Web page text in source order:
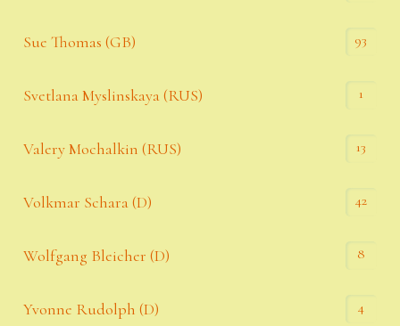
Sue Thomas (GB) 93
Svetlana Myslinskaya (RUS) 1
Valery Mochalkin (RUS) 13
Volkmar Schara (D) 42
Wolfgang Bleicher (D) 8
Yvonne Rudolph (D) 4